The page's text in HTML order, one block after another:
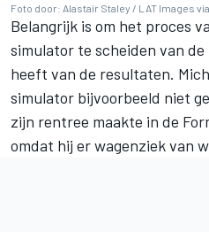
Foto door: Alastair Staley / LAT Images
Belangrijk is om het proces
simulator te scheiden van
heeft van de resultaten.
simulator bijvoorbeeld niet
zijn rentree maakte in de
omdat hij er wagenziek van